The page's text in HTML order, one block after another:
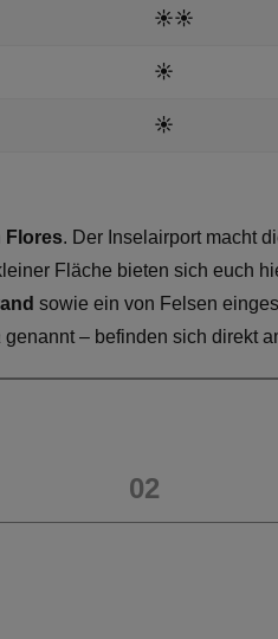
☀️☀️
☀️
☀️
Flores. Der Inselairport macht
Fläche bieten sich euch
sowie ein von Felsen
genannt – befinden sich direkt
02